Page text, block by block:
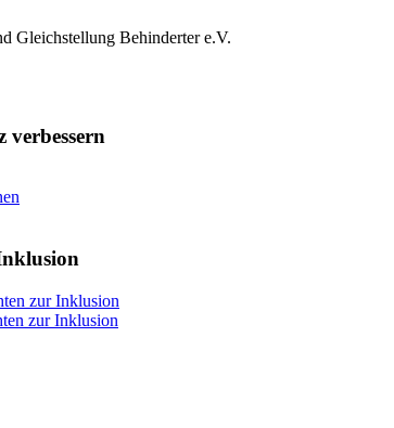
Gleichstellung Behinderter e.V.
verbessern
zur Inklusion
zur Inklusion